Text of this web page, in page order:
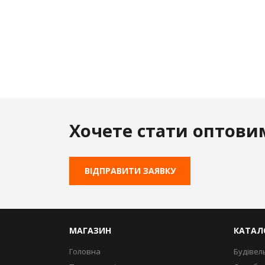
Хочете стати
ВІДПРАВИТИ ЗАЯВКУ
МАГАЗИН
Головна